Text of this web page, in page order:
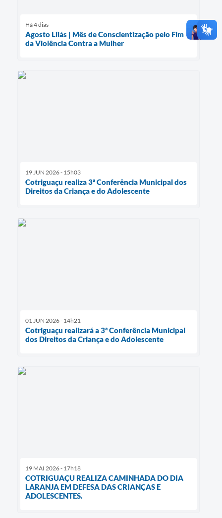
Há 4 dias
Agosto Lilás | Mês de Conscientização pelo Fim
da Violência Contra a Mulher
19 JUN 2026 - 15h03
Cotriguaçu realiza 3ª Conferência Municipal dos
Direitos da Criança e do Adolescente
01 JUN 2026 - 14h21
Cotriguaçu realizará a 3ª Conferência Municipal
dos Direitos da Criança e do Adolescente
19 MAI 2026 - 17h18
COTRIGUAÇU REALIZA CAMINHADA DO DIA
LARANJA EM DEFESA DAS CRIANÇAS E
ADOLESCENTES.